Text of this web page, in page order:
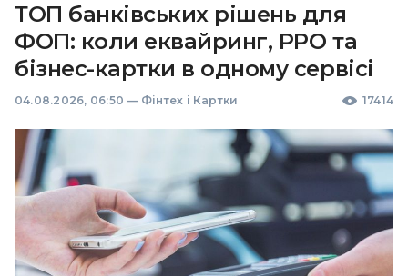
ТОП банківських рішень для
ФОП: коли еквайринг, РРО та
бізнес-картки в одному сервісі
04.08.2026, 06:50 — Фінтех і Картки 17414